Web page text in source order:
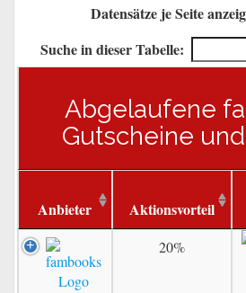
Datensätze je Seite
Suche in dieser Tabelle:
Abgelaufene
Gutscheine
Anbieter Aktionsvorteil
20%